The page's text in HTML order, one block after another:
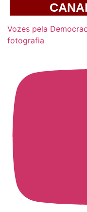
Vozes pela
fotografia